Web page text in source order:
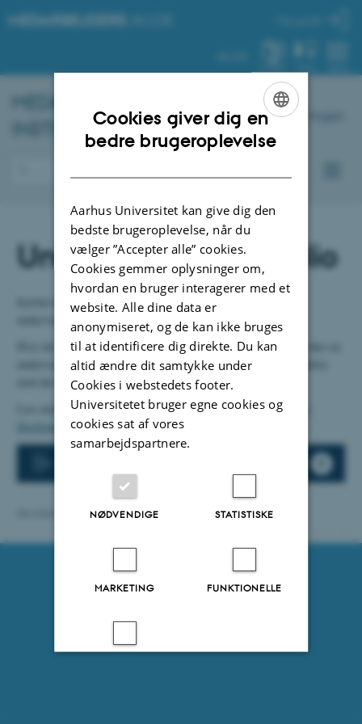
MEDARBEJDERE
MEDARBEJDERPORTAL -
INSTITUT FOR KLINISK MEDICIN
Undervisningsportfolio
Institut for Klinisk Medicin har udviklet sin egen
undervisningsportfolio tilpasset forholdene på instituttet.
Hvis der indgår undervisning i din ansættelse, skal du løbende føre en
undervisningsportfolio og drøfte den med din leder, fx i forbindelse
med din årlige MUS.
Læs mere om undervisningsportfolio påCentre for Educational
Development's hjemmeside.
Revideret 16.09.2025-Berit Guldmann Hornstrup
ENGLISH
Cookies giver dig en
bedre brugeroplevelse
Aarhus Universitet kan give dig den
bedste brugeroplevelse, når du
vælger ”Accepter alle” cookies.
Cookies gemmer oplysninger om,
hvordan en bruger interagerer med et
website. Alle dine data er
anonymiseret, og de kan ikke bruges
til at identificere dig direkte. Du kan
altid ændre dit samtykke under
Cookies i webstedets footer.
Universitetet bruger egne cookies og
cookies sat af vores
samarbejdspartnere.
NØDVENDIGE STATISTISKE
MARKETING FUNKTIONELLE